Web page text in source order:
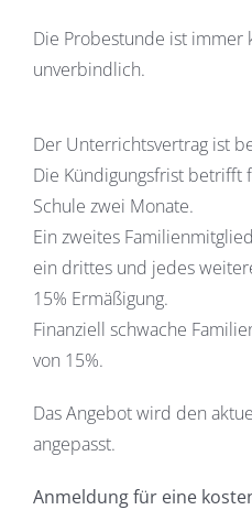
Die Probestunde ist immer
unverbindlich.
Der Unterrichtsvertrag ist
Die Kündigungsfrist betrifft
Schule zwei Monate.
Ein zweites
ein drittes und jedes
15% Ermäßigung.
Finanziell schwache
von 15%.
Das Angebot wird den
angepasst.
Anmeldung für eine